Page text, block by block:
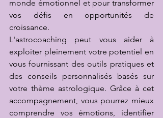
monde émotionnel et pour transformer
vos défis en opportunités de
croissance.
L'astrocoaching peut vous aider à
exploiter pleinement votre potentiel en
vous fournissant des outils pratiques et
des conseils personnalisés basés sur
votre thème astrologique. Grâce à cet
accompagnement, vous pourrez mieux
comprendre vos émotions, identifier